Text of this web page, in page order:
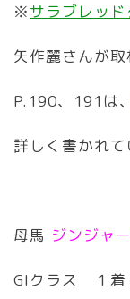
※サラブレッ
矢作麗さんが
P.190、191は、
詳しく書かれて
母馬 ジンジャ
GIクラス １着